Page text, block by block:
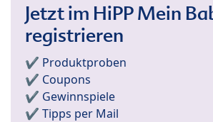
Jetzt im HiPP Mein
registrieren
✔️ Produktproben
✔️ Coupons
✔️ Gewinnspiele
✔️ Tipps per Mail